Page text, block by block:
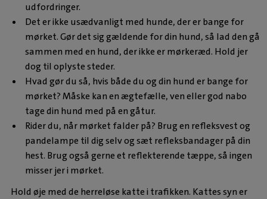
udfordringer.
Det er ikke usædvanligt med hunde, der er bange for
mørket. Gør det sig gældende for din hund, så lad den gå
sammen med en hund, der ikke er mørkeræd. Hold jer
dog til oplyste steder.
Hvad gør du så, hvis både du og din hund er bange for
mørket? Måske kan en ægtefælle, ven eller god nabo
tage din hund med på en gåtur.
Rider du, når mørket falder på? Brug en refleksvest og
pandelampe til dig selv og sæt refleksbandager på din
hest. Brug også gerne et reflekterende tæppe, så ingen
misser jer i mørket.
Hold øje med de herreløse katte i trafikken. Kattes syn er